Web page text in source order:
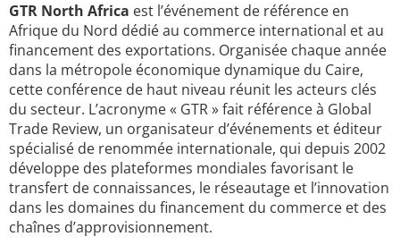
GTR North Africa est l’événement de référence en
Afrique du Nord dédié au commerce international et au
financement des exportations. Organisée chaque année
dans la métropole économique dynamique du Caire,
cette conférence de haut niveau réunit les acteurs clés
du secteur. L’acronyme « GTR » fait référence à Global
Trade Review, un organisateur d’événements et éditeur
spécialisé de renommée internationale, qui depuis 2002
développe des plateformes mondiales favorisant le
transfert de connaissances, le réseautage et l’innovation
dans les domaines du financement du commerce et des
chaînes d’approvisionnement.